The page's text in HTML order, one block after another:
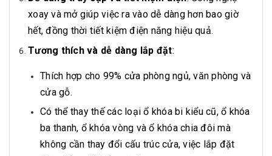
xoay và mở giúp việc ra vào dễ dàng hơn bao giờ
hết, đồng thời tiết kiệm điện năng hiệu quả.
Tương thích và dễ dàng lắp đặt:
Thích hợp cho 99% cửa phòng ngủ, văn phòng và
cửa gỗ.
Có thể thay thế các loại ổ khóa bi kiểu cũ, ổ khóa
ba thanh, ổ khóa vòng và ổ khóa chia đôi mà
không cần thay đổi cấu trúc cửa, việc lắp đặt